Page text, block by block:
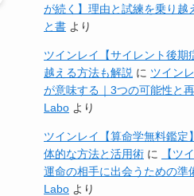
が続く】理由と試練を乗り越
と書 より
ツインレイ【サイレント後期
越える方法も解説 に ツイン
が意味する｜3つの可能性と
Labo より
ツインレイ【算命学無料鑑定
体的な方法と活用術 に
【ツ
運命の相手に出会うための準
Labo より